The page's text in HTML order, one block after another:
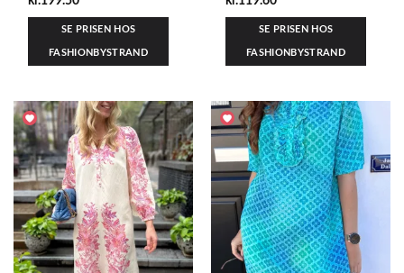
SE PRISEN HOS
FASHIONBYSTRAND
SE PRISEN HOS
FASHIONBYSTRAND